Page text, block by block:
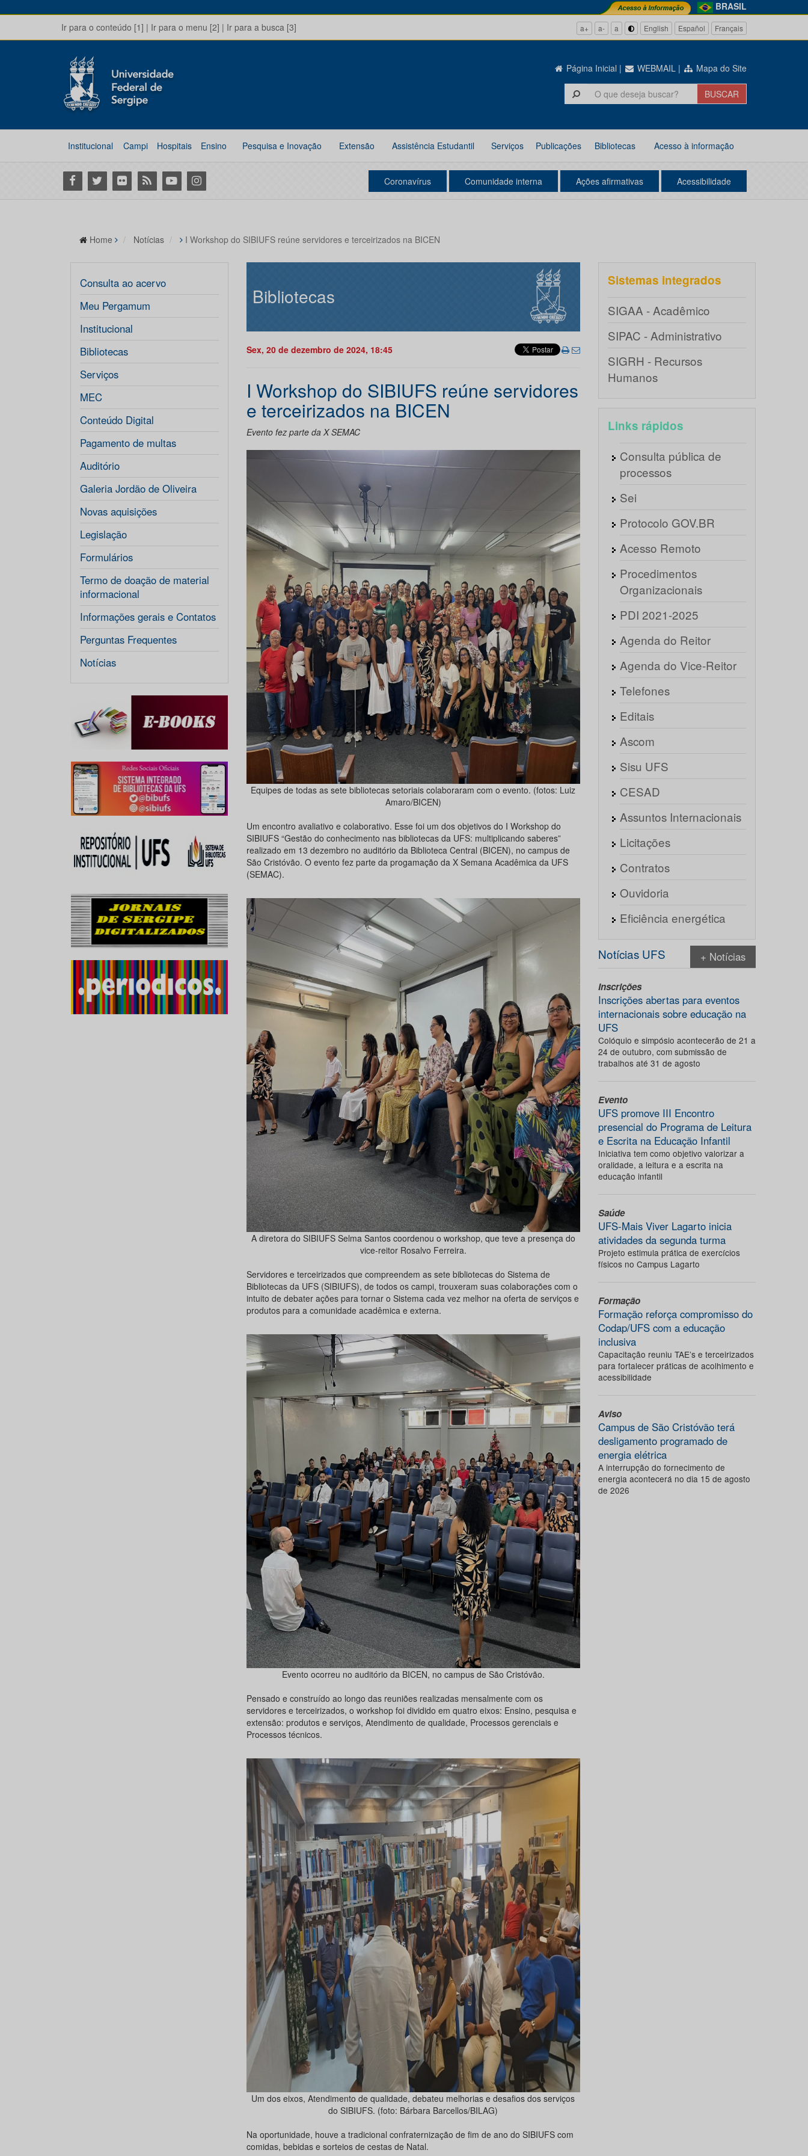
BRASIL
Ir para o conteúdo [1] | Ir para o menu [2] | Ir para a busca [3] a+ a- a English Español Français
Página Inicial | WEBMAIL | Mapa do Site
Institucional Campi Hospitais Ensino Pesquisa e Inovação Extensão Assistência Estudantil Serviços Publicações Bibliotecas Acesso à informação
Facebook
Twitter Flickr RSS YoutubeInstagram Coronavírus Comunidade interna Ações afirmativas Acessibilidade
Home Notícias I Workshop do SIBIUFS reúne servidores e terceirizados na BICEN
Consulta ao acervo
Meu Pergamum
Institucional
Bibliotecas
Serviços
MEC
Conteúdo Digital
Pagamento de multas
Auditório
Galeria Jordão de Oliveira
Novas aquisições
Legislação
Formulários
Termo de doação de material
informacional
Informações gerais e Contatos
Perguntas Frequentes
Notícias
Bibliotecas
Sex, 20 de dezembro de 2024, 18:45
I Workshop do SIBIUFS reúne servidores
e terceirizados na BICEN
Evento fez parte da X SEMAC
Equipes de todas as sete bibliotecas setoriais colaboraram com o evento. (fotos: Luiz
Amaro/BICEN)
Um encontro avaliativo e colaborativo. Esse foi um dos objetivos do I Workshop do
SIBIUFS “Gestão do conhecimento nas bibliotecas da UFS: multiplicando saberes”
realizado em 13 dezembro no auditório da Biblioteca Central (BICEN), no campus de
São Cristóvão. O evento fez parte da progamação da X Semana Acadêmica da UFS
(SEMAC).
A diretora do SIBIUFS Selma Santos coordenou o workshop, que teve a presença do
vice-reitor Rosalvo Ferreira.
Servidores e terceirizados que compreendem as sete bibliotecas do Sistema de
Bibliotecas da UFS (SIBIUFS), de todos os campi, trouxeram suas colaborações com o
intuito de debater ações para tornar o Sistema cada vez melhor na oferta de serviços e
produtos para a comunidade acadêmica e externa.
Evento ocorreu no auditório da BICEN, no campus de São Cristóvão.
Pensado e construído ao longo das reuniões realizadas mensalmente com os
servidores e terceirizados, o workshop foi dividido em quatro eixos: Ensino, pesquisa e
extensão: produtos e serviços, Atendimento de qualidade, Processos gerenciais e
Processos técnicos.
Um dos eixos, Atendimento de qualidade, debateu melhorias e desafios dos serviços
do SIBIUFS. (foto: Bárbara Barcellos/BILAG)
Na oportunidade, houve a tradicional confraternização de fim de ano do SIBIUFS com
comidas, bebidas e sorteios de cestas de Natal.
Sistemas integrados
SIGAA - Acadêmico
SIPAC - Administrativo
SIGRH - Recursos
Humanos
Links rápidos
Consulta pública de
processos
Sei
Protocolo GOV.BR
Acesso Remoto
Procedimentos
Organizacionais
PDI 2021-2025
Agenda do Reitor
Agenda do Vice-Reitor
Telefones
Editais
Ascom
Sisu UFS
CESAD
Assuntos Internacionais
Licitações
Contratos
Ouvidoria
Eficiência energética
Notícias UFS + Notícias
Inscrições
Inscrições abertas para eventos
internacionais sobre educação na
UFS
Colóquio e simpósio acontecerão de 21 a
24 de outubro, com submissão de
trabalhos até 31 de agosto
Evento
UFS promove III Encontro
presencial do Programa de Leitura
e Escrita na Educação Infantil
Iniciativa tem como objetivo valorizar a
oralidade, a leitura e a escrita na
educação infantil
Saúde
UFS-Mais Viver Lagarto inicia
atividades da segunda turma
Projeto estimula prática de exercícios
físicos no Campus Lagarto
Formação
Formação reforça compromisso do
Codap/UFS com a educação
inclusiva
Capacitação reuniu TAE’s e terceirizados
para fortalecer práticas de acolhimento e
acessibilidade
Aviso
Campus de São Cristóvão terá
desligamento programado de
energia elétrica
A interrupção do fornecimento de
energia acontecerá no dia 15 de agosto
de 2026